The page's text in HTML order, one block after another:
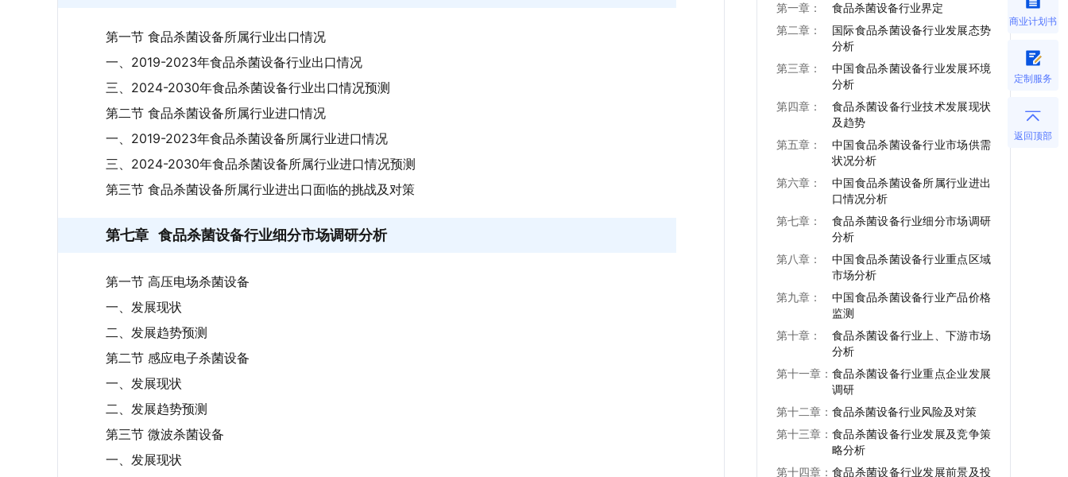
第一节 食品杀菌设备所属行业出口情况
一、2019-2023年食品杀菌设备行业出口情况
三、2024-2030年食品杀菌设备行业出口情况预测
第二节 食品杀菌设备所属行业进口情况
一、2019-2023年食品杀菌设备所属行业进口情况
三、2024-2030年食品杀菌设备所属行业进口情况预测
第三节 食品杀菌设备所属行业进出口面临的挑战及对策
第七章 食品杀菌设备行业细分市场调研分析
第一节 高压电场杀菌设备
一、发展现状
二、发展趋势预测
第二节 感应电子杀菌设备
一、发展现状
二、发展趋势预测
第三节 微波杀菌设备
一、发展现状
第一章：
食品杀菌设备行业界定
第二章：
国际食品杀菌设备行业发展态势
分析
第三章：
中国食品杀菌设备行业发展环境
分析
第四章：
食品杀菌设备行业技术发展现状
及趋势
第五章：
中国食品杀菌设备行业市场供需
状况分析
第六章：
中国食品杀菌设备所属行业进出
口情况分析
第七章：
食品杀菌设备行业细分市场调研
分析
第八章：
中国食品杀菌设备行业重点区域
市场分析
第九章：
中国食品杀菌设备行业产品价格
监测
第十章：
食品杀菌设备行业上、下游市场
分析
第十一章： 食品杀菌设备行业重点企业发展
调研
第十二章： 食品杀菌设备行业风险及对策
第十三章： 食品杀菌设备行业发展及竞争策
略分析
第十四章： 食品杀菌设备行业发展前景及投
商业计划书
定制服务
返回顶部